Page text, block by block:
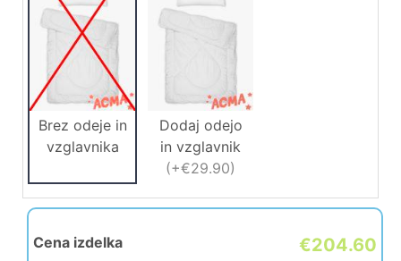
Brez odeje in
vzglavnika
Dodaj odejo
in vzglavnik
(+€29.90)
Cena izdelka €204.60